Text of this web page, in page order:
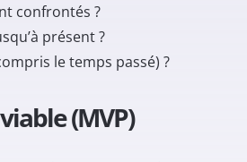
confrontés ?
présent ?
le temps passé) ?
(MVP)